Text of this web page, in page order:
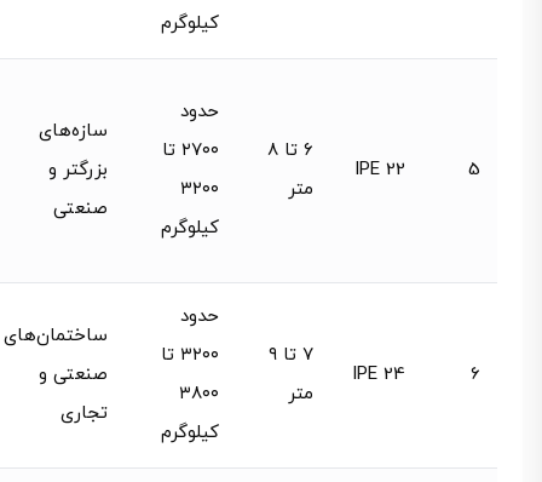
کیلوگرم
5
IPE 22
۶ تا ۸
متر
حدود
۲۷۰۰ تا
۳۲۰۰
کیلوگرم
سازه‌های
بزرگتر و
صنعتی
6
IPE 24
۷ تا ۹
متر
حدود
۳۲۰۰ تا
۳۸۰۰
کیلوگرم
ساختمان‌های
صنعتی و
تجاری